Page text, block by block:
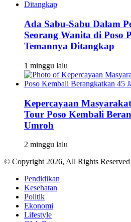
Ada Sabu-Sabu Dalam
Seorang Wanita di Poso
Temannya Ditangkap
1 minggu lalu
Kepercayaan
Tour Poso Kembali
Umroh
2 minggu lalu
© Copyright 2026, All Rights
Pendidikan
Kesehatan
Politik
Ekonomi
Lifestyle